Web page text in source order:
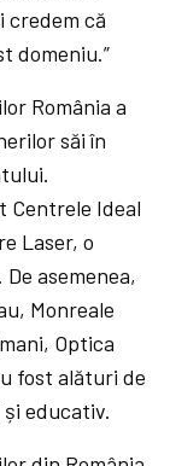
credem că
domeniu.”
România a
săi în
Centrele Ideal
Laser, o
asemenea,
Monreale
Optica
fost alături de
educativ.